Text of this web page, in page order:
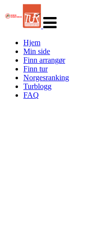
navigasjon
Hjem
Min side
Finn arrangør
Finn tur
Norgesranking
Turblogg
FAQ